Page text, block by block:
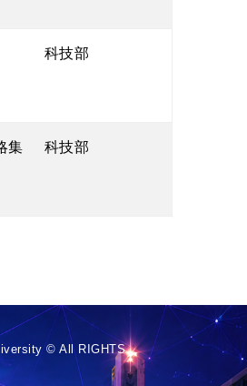
科技部
集
科技部
© All RIGHTS